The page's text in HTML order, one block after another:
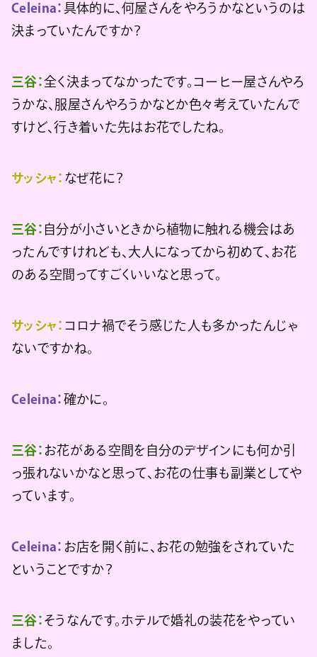
Celeina： 具体的に、何屋さんをやろうかなというのは
決まっていたんですか？
三谷：全く決まってなかったです。コーヒー屋さんやろ
うかな、服屋さんやろうかなとか色々考えていたんで
すけど、行き着いた先はお花でしたね。
サッシャ： なぜ花に？
三谷： 自分が小さいときから植物に触れる機会はあ
ったんですけれども、大人になってから初めて、お花
のある空間ってすごくいいなと思って。
サッシャ： コロナ禍でそう感じた人も多かったんじゃ
ないですかね。
Celeina： 確かに。
三谷： お花がある空間を自分のデザインにも何か引
っ張れないかなと思って、お花の仕事も副業としてや
っています。
Celeina： お店を開く前に、お花の勉強をされていた
ということですか？
三谷： そうなんです。ホテルで婚礼の装花をやってい
ました。